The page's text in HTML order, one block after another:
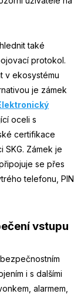
také
protokol.
v ekosystému
je zámek
oceli s
certifikace
SKG. Zámek je
se přes
telefonu, PIN
vstupu
i s dalšími
alarmem,